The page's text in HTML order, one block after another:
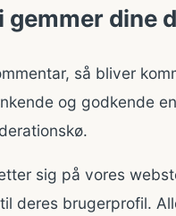
dine
så bliver
og godkende
sig på vores
deres brugerprofil.